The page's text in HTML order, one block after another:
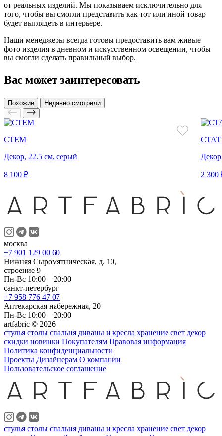
от реальных изделий. Мы показываем исключительно для
того, чтобы вы смогли представить как тот или иной товар
будет выглядеть в интерьере.
Наши менеджеры всегда готовы предоставить вам живые
фото изделия в дневном и искусственном освещении, чтобы
вы смогли сделать правильный выбор.
Вас может заинтересовать
Похожие Недавно смотрели
СТЕМ
Декор, 22.5 см, серый
8 100 ₽ 2 300
москва
+7 901 129 00 60
Нижняя Сыромятническая, д. 10,
строение 9
Пн-Вс 10:00 – 20:00
санкт-петербург
+7 958 776 47 07
Аптекарская набережная, 20
Пн-Вс 10:00 – 20:00
artfabric © 2026
стулья столы спальня диваны и кресла хранение свет декор
скидки новинки Покупателям Правовая информация
Политика конфиденциальности
Проекты Дизайнерам О компании
Пользовательское соглашение
стулья столы спальня диваны и кресла хранение свет декор